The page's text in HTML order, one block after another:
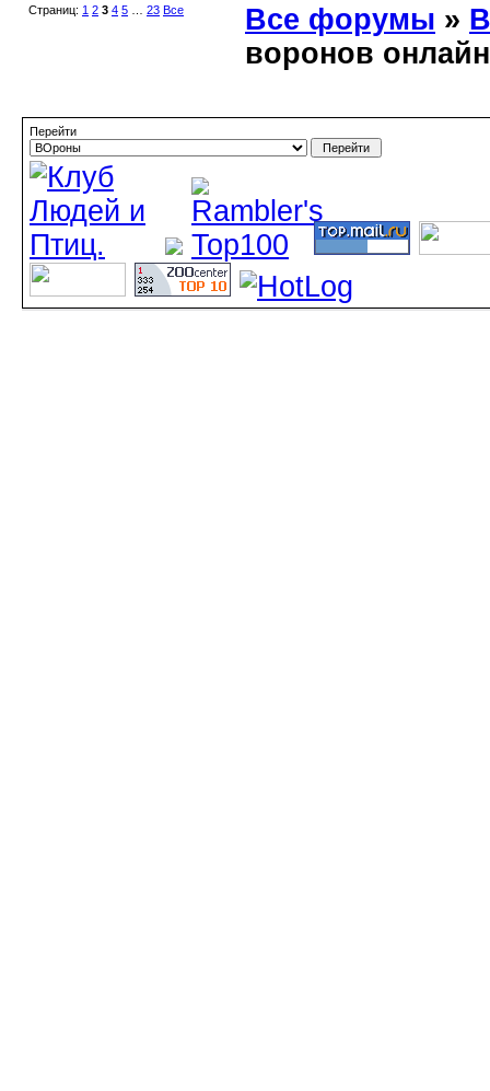
Страниц: 1 2 3 4 5 23 Все Все форумы »
воронов
Перейти